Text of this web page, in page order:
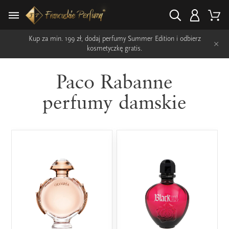
Kup za min. 199 zł, dodaj perfumy Summer Edition i odbierz
kosmetyczkę gratis.
×
Paco Rabanne
perfumy damskie